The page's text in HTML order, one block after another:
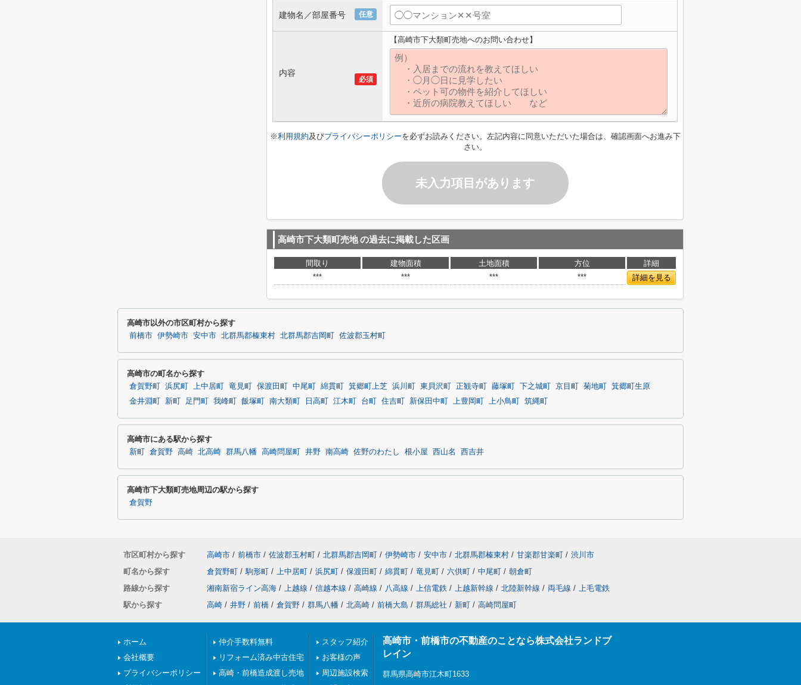
任意
建物名／部屋番号
必須
内容
【高崎市下大類町売地へのお問い合わせ】
※利用規約及びプライバシーポリシーを必ずお読みください。左記内容に同意いただいた場合は、確認画面へお進み下
さい。
未入力項目があります
高崎市下大類町売地の過去に掲載した区画
間取り 建物面積 土地面積 方位
詳細
***
*** *** *** 詳細を見る
高崎市以外の市区町村から探す
前橋市 伊勢崎市 安中市 北群馬郡榛東村 北群馬郡吉岡町 佐波郡玉村町
高崎市の町名から探す
倉賀野町 浜尻町 上中居町 竜見町 保渡田町 中尾町 綿貫町 箕郷町上芝 浜川町 東貝沢町 正観寺町 藤塚町 下之城町 京目町 菊地町
箕郷町生原
金井淵町
新町 足門町 我峰町 飯塚町 南大類町 日高町 江木町 台町 住吉町 新保田中町 上豊岡町 上小鳥町 筑縄町
高崎市にある駅から探す
新町 倉賀野 高崎 北高崎 群馬八幡 高崎問屋町 井野 南高崎 佐野のわたし 根小屋 西山名 西吉井
高崎市下大類町売地周辺の駅から探す
倉賀野
市区町村から探す 高崎市 / 前橋市 / 佐波郡玉村町 / 北群馬郡吉岡町 / 伊勢崎市 / 安中市 / 北群馬郡榛東村 / 甘楽郡甘楽町 / 渋川市
町名から探す
倉賀野町 / 駒形町 / 上中居町 / 浜尻町 / 保渡田町 / 綿貫町 / 竜見町 / 六供町 / 中尾町 / 朝倉町
路線から探す
湘南新宿ライン高海 / 上越線 / 信越本線 / 高崎線 / 八高線 / 上信電鉄 / 上越新幹線 / 北陸新幹線 / 両毛線 / 上毛電鉄
駅から探す
高崎 / 井野 / 前橋 / 倉賀野 / 群馬八幡 / 北高崎 / 前橋大島 / 群馬総社 / 新町 / 高崎問屋町
ホーム
会社概要
プライバシーポリシー
仲介手数料無料
リフォーム済み中古住宅
高崎・前橋造成渡し売地
スタッフ紹介
お客様の声
周辺施設検索
高崎市・前橋市の不動産のことなら株式会社ランドブ
レイン
群馬県高崎市江木町1633